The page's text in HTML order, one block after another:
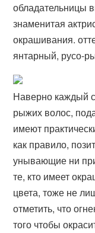
обладательницы
знаменитая
окрашивания.
янтарный, русо-
Наверно каждый
рыжих волос,
имеют
как правило,
унывающие ни
те, кто имеет
цвета, тоже не
отметить, что
того чтобы